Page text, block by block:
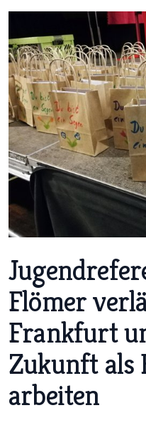
Flömer
Frankfurt
Zukunft als
arbeiten